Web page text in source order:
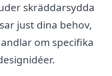
skräddarsydda
just dina behov,
om specifika